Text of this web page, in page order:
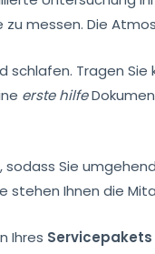
zu messen. Die
Tragen Sie
erste hilfe
Sie
stehen Ihnen die
Ihres Servicepakets